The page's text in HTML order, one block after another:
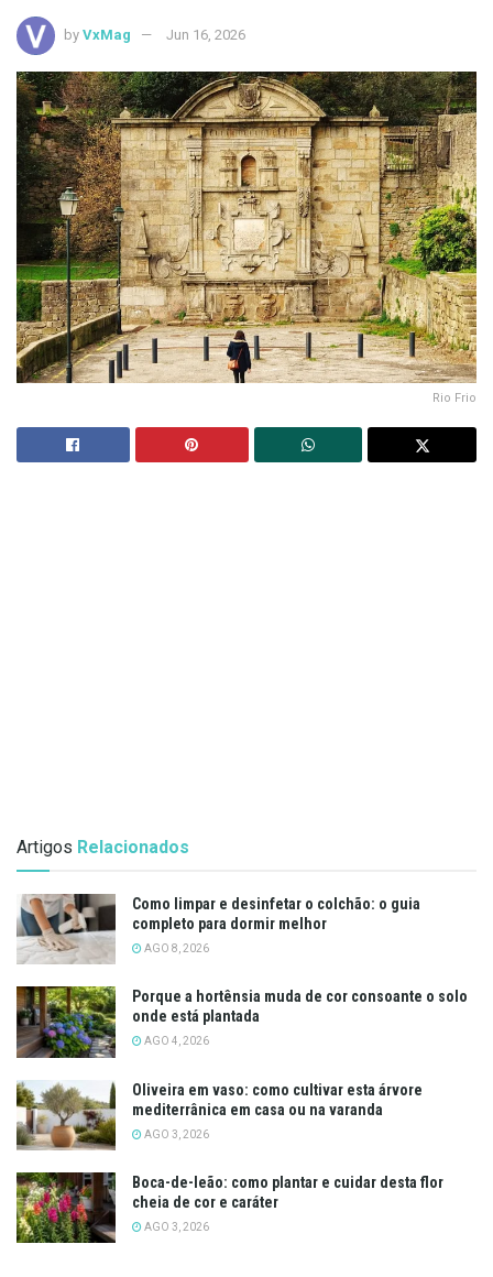
by VxMag Jun 16, 2026
Rio Frio
Artigos Relacionados
Como limpar e desinfetar o colchão: o guia
completo para dormir melhor
AGO 8, 2026
Porque a hortênsia muda de cor consoante o solo
onde está plantada
AGO 4, 2026
Oliveira em vaso: como cultivar esta árvore
mediterrânica em casa ou na varanda
AGO 3, 2026
Boca-de-leão: como plantar e cuidar desta flor
cheia de cor e caráter
AGO 3, 2026